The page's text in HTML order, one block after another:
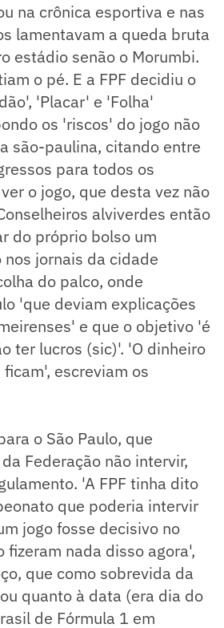
na crônica esportiva e nas
lamentavam a queda bruta
estádio senão o Morumbi.
o pé. E a FPF decidiu o
'Placar' e 'Folha'
os 'riscos' do jogo não
são-paulina, citando entre
para todos os
o jogo, que desta vez não
alviverdes então
do próprio bolso um
jornais da cidade
do palco, onde
'que deviam explicações
e que o objetivo 'é
ter lucros (sic)'. 'O dinheiro
escreviam os
o São Paulo, que
Federação não intervir,
'A FPF tinha dito
que poderia intervir
jogo fosse decisivo no
fizeram nada disso agora',
que como sobrevida da
quanto à data (era dia do
de Fórmula 1 em